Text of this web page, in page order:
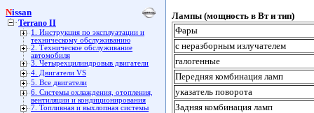
Nissan
Terrano II
1. Инструкция по эксплуатации и
техническому обслуживанию
2. Техническое обслуживание
автомобиля
3. Четырехцилиндровыв двигатели
4. Двигатели VS
5. Все двигатели
6. Системы охлаждения, отопления,
вентиляции и кондиционирования
7. Топливная и выхлопная системы
Лампы (мощность в Вт и тип)
Фары
с неразборным излучателем
галогенные
Передняя комбинация ламп
указатель поворота
Задняя комбинация ламп